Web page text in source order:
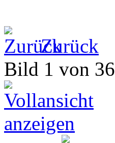
Zurück
Bild 1 von 36